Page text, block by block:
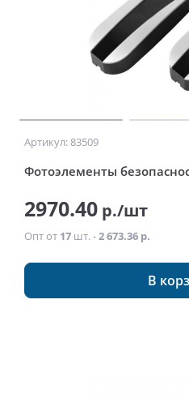
Артикул: 83509
Фотоэлементы
2970.40 р./шт
Опт от 17 шт. -2 673.36 р.
В